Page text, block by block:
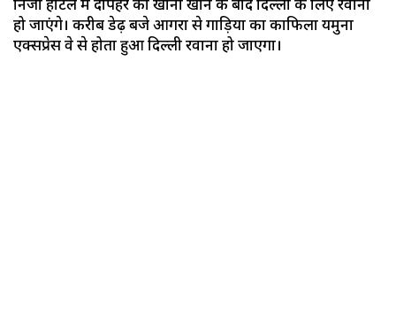
हो जाएंगे। करीब डेढ़ बजे आगरा से गाड़ियों का काफिला यमुना
एक्सप्रेस वे से होता हुआ दिल्ली रवाना हो जाएगा।